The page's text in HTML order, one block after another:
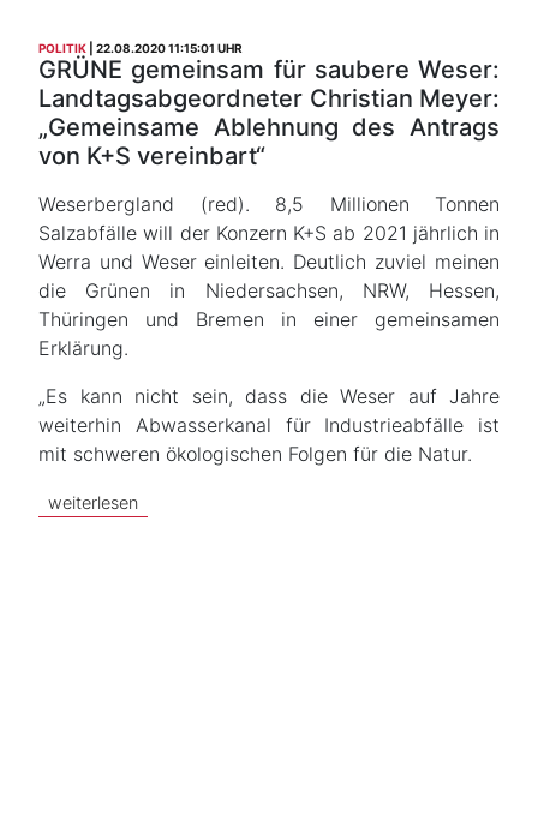
POLITIK 22.08.2020 11:15:01 UHR
GRÜNE gemeinsam für saubere Weser:
Landtagsabgeordneter Christian Meyer:
„Gemeinsame Ablehnung des Antrags
von K+S vereinbart“
Weserbergland (red). 8,5 Millionen Tonnen
Salzabfälle will der Konzern K+S ab 2021 jährlich in
Werra und Weser einleiten. Deutlich zuviel meinen
die Grünen in Niedersachsen, NRW, Hessen,
Thüringen und Bremen in einer gemeinsamen
Erklärung.
„Es kann nicht sein, dass die Weser auf Jahre
weiterhin Abwasserkanal für Industrieabfälle ist
mit schweren ökologischen Folgen für die Natur.
weiterlesen